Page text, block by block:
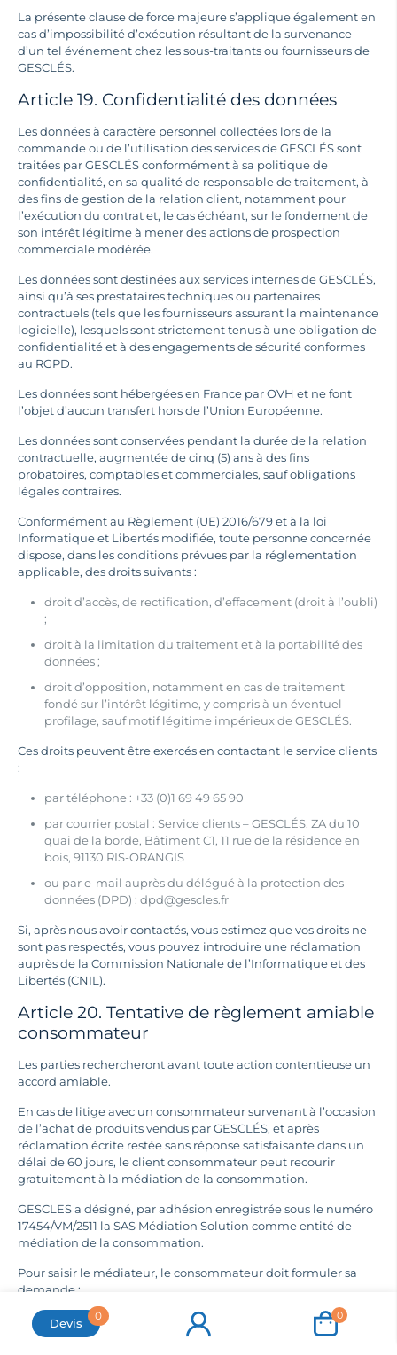
La présente clause de force majeure s’applique également en
cas d’impossibilité d’exécution résultant de la survenance
d’un tel événement chez les sous-traitants ou fournisseurs de
GESCLÉS.
Article 19. Confidentialité des données
Les données à caractère personnel collectées lors de la
commande ou de l’utilisation des services de GESCLÉS sont
traitées par GESCLÉS conformément à sa politique de
confidentialité, en sa qualité de responsable de traitement, à
des fins de gestion de la relation client, notamment pour
l’exécution du contrat et, le cas échéant, sur le fondement de
son intérêt légitime à mener des actions de prospection
commerciale modérée.
Les données sont destinées aux services internes de GESCLÉS,
ainsi qu’à ses prestataires techniques ou partenaires
contractuels (tels que les fournisseurs assurant la maintenance
logicielle), lesquels sont strictement tenus à une obligation de
confidentialité et à des engagements de sécurité conformes
au RGPD.
Les données sont hébergées en France par OVH et ne font
l’objet d’aucun transfert hors de l’Union Européenne.
Les données sont conservées pendant la durée de la relation
contractuelle, augmentée de cinq (5) ans à des fins
probatoires, comptables et commerciales, sauf obligations
légales contraires.
Conformément au Règlement (UE) 2016/679 et à la loi
Informatique et Libertés modifiée, toute personne concernée
dispose, dans les conditions prévues par la réglementation
applicable, des droits suivants :
droit d’accès, de rectification, d’effacement (droit à l’oubli)
;
droit à la limitation du traitement et à la portabilité des
données ;
droit d’opposition, notamment en cas de traitement
fondé sur l’intérêt légitime, y compris à un éventuel
profilage, sauf motif légitime impérieux de GESCLÉS.
Ces droits peuvent être exercés en contactant le service clients
:
par téléphone : +33 (0)1 69 49 65 90
par courrier postal : Service clients – GESCLÉS, ZA du 10
quai de la borde, Bâtiment C1, 11 rue de la résidence en
bois, 91130 RIS-ORANGIS
ou par e-mail auprès du délégué à la protection des
données (DPD) : dpd@gescles.fr
Si, après nous avoir contactés, vous estimez que vos droits ne
sont pas respectés, vous pouvez introduire une réclamation
auprès de la Commission Nationale de l’Informatique et des
Libertés (CNIL).
Article 20. Tentative de règlement amiable
consommateur
Les parties rechercheront avant toute action contentieuse un
accord amiable.
En cas de litige avec un consommateur survenant à l’occasion
de l’achat de produits vendus par GESCLÉS, et après
réclamation écrite restée sans réponse satisfaisante dans un
délai de 60 jours, le client consommateur peut recourir
gratuitement à la médiation de la consommation.
GESCLES a désigné, par adhésion enregistrée sous le numéro
17454/VM/2511 la SAS Médiation Solution comme entité de
médiation de la consommation.
Pour saisir le médiateur, le consommateur doit formuler sa
demande :
Soit par écrit à : Sas Médiation Solution, 222 chemin de la
bergerie, 01800 Saint-
Jean-de-Niost
Devis
0 0